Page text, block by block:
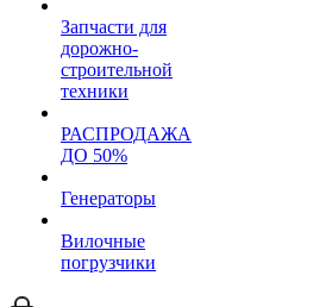
Запчасти для
дорожно-
строительной
техники
РАСПРОДАЖА
ДО 50%
Генераторы
Вилочные
погрузчики